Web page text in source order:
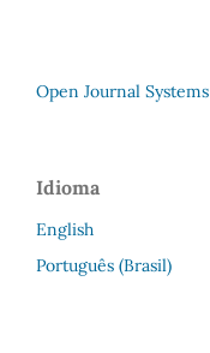
Open Journal Systems
Idioma
English
Português (Brasil)